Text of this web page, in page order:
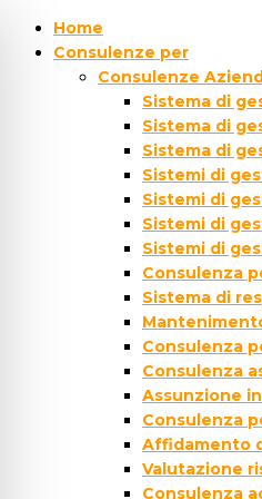
Home
Consulenze per
Consulenze
Sistema di
Sistema di
Sistema di
Sistemi di
Sistemi di
Sistemi di
Sistemi di
Consulenza
Sistema di
Consulenza
Consulenza
Assunzione
Consulenza
Affidamento
Valutazione
Consulenza